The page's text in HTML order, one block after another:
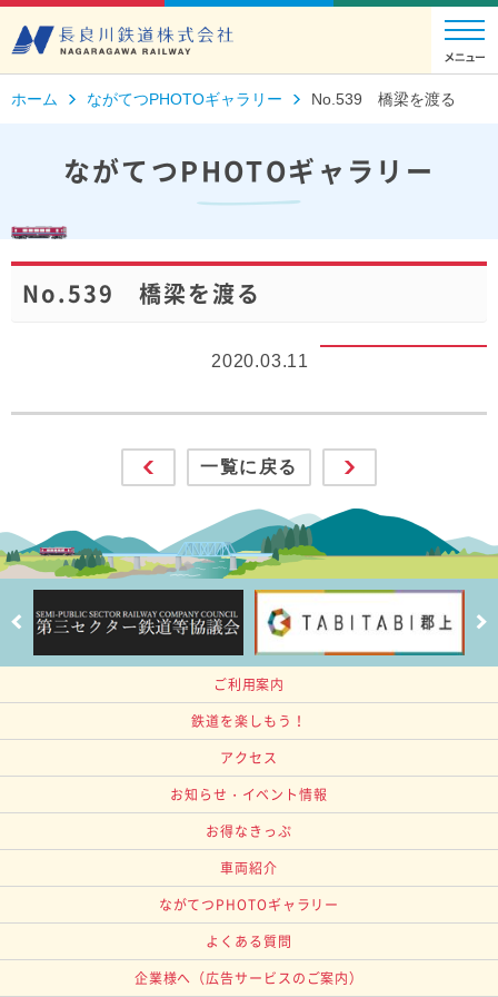
ホーム ながてつPHOTOギャラリー No.539 橋梁を渡る
ながてつPHOTOギャラリー
No.539 橋梁を渡る
2020.03.11
一覧に戻る
ご利用案内
鉄道を楽しもう！
アクセス
お知らせ・イベント情報
お得なきっぷ
車両紹介
ながてつPHOTOギャラリー
よくある質問
企業様へ （広告サービスのご案内）